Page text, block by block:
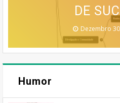
CONFIRMA
Julho 27,
15 DE
Fevereiro
Janeiro 19,
DE
Dezembro
DE
Dezembro
Humor